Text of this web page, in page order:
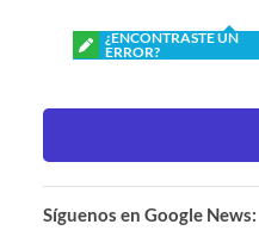
¿ENCONTRASTE UN
ERROR?
Síguenos en Google News: